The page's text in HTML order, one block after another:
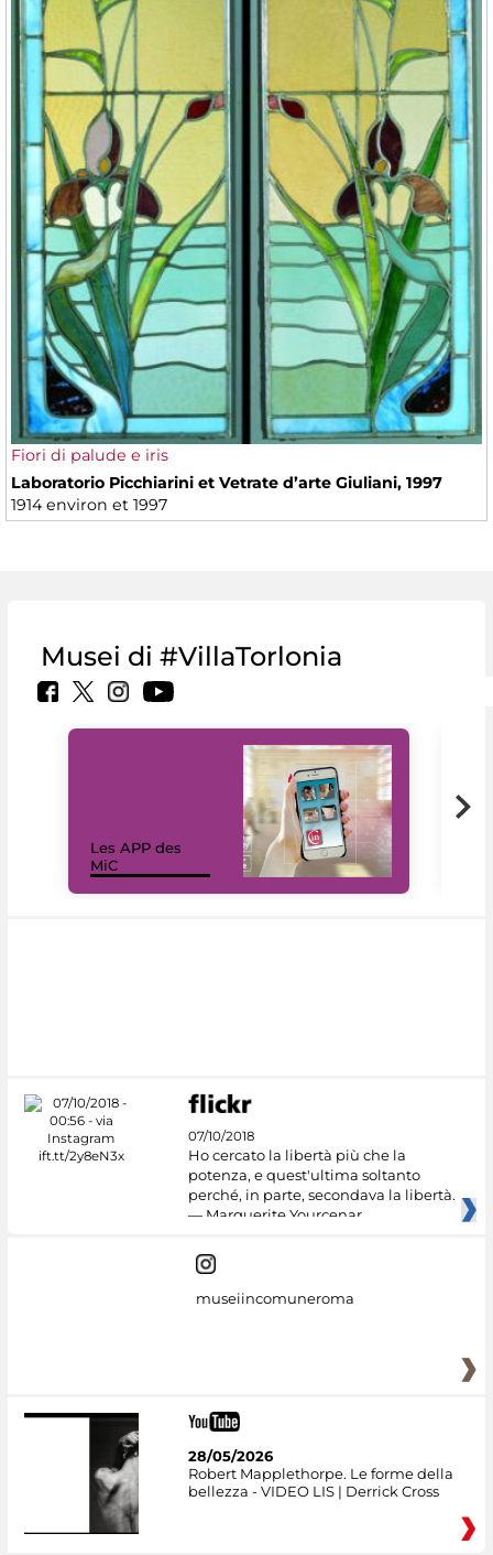
Fiori di palude e iris
Laboratorio Picchiarini et Vetrate d’arte Giuliani, 1997
1914 environ et 1997
Musei di #VillaTorlonia
Les APP des
MiC
07/10/2018
Ho cercato la libertà più che la
potenza, e quest'ultima soltanto
perché, in parte, secondava la libertà.
— Marguerite Yourcenar
museiincomuneroma
28/05/2026
Robert Mapplethorpe. Le forme della
bellezza - VIDEO LIS | Derrick Cross